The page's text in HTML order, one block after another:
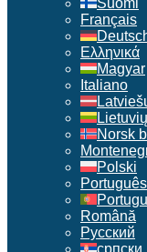
Suomi
Français
Ελληνικά
Magyar
Italiano
Lietuvių
Norsk
Polski
Português
Română
Русский
српски